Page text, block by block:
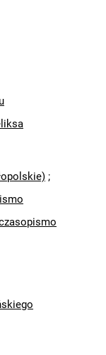
im.
im.
im.
8
10
im.
;